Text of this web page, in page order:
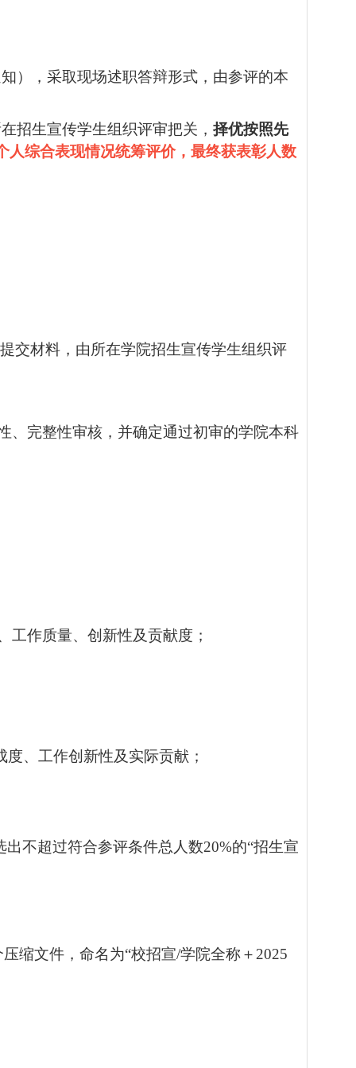
），采取现场述职答辩形式，由参评的本
招生宣传学生组织评审把关， 择优按照先
人综合表现情况统筹评价，最终获表彰人数
交材料 ，由所在学院招生宣传学生组织评
、完整性审核，并确定通过初审的学院本科
工作质量、创新性及贡献度 ；
度、工作创新性及实际贡献 ；
出不超过符合参评条件总人数20%的“招生宣
缩文件，命名为“校招宣/学院全称＋ 2025